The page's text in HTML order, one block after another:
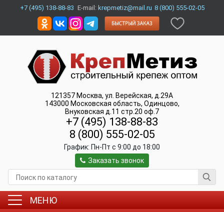
+7 (495) 138-88-83 E-mail: krepmetiz@mail.ru 8 (800) 555-02-05
121357 Москва, ул. Верейская, д.29А
143000 Московская область, Одинцово,
Внуковская д.11 стр.20 оф.7
+7 (495) 138-88-83
8 (800) 555-02-05
График: Пн-Пт c 9:00 до 18:00
Заказать звонок
МЕНЮ